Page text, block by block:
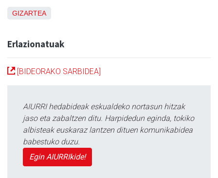
GIZARTEA
Erlazionatuak
[BIDEORAKO SARBIDEA]
AIURRI hedabideak eskualdeko nortasun hitzak
jaso eta zabaltzen ditu. Harpidedun eginda, tokiko
albisteak euskaraz lantzen dituen komunikabidea
babestuko duzu.
Egin AIURRIkide!